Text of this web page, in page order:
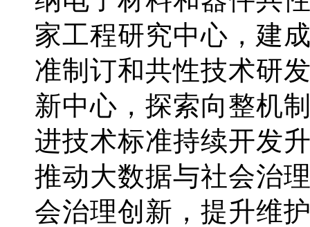
家工程研究中心，建
准制订和共性技术研
新中心，探索向整机
进技术标准持续开发
推动大数据与社会治
会治理创新，提升维